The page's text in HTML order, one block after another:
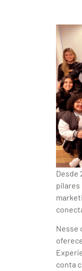
Desde
pilares
Nesse
conta